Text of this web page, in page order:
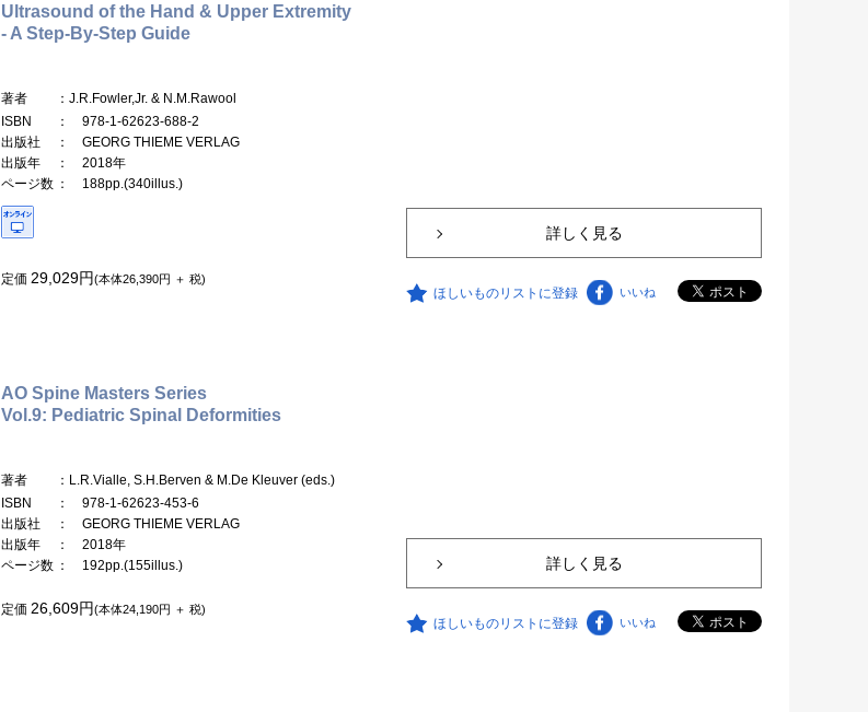
Ultrasound of the Hand & Upper Extremity
- A Step-By-Step Guide
著者
：J.R.Fowler,Jr. & N.M.Rawool
ISBN
： 978-1-62623-688-2
出版社
： GEORG THIEME VERLAG
出版年
： 2018年
ページ数 ： 188pp.(340illus.)
定価 29,029円(本体26,390円 ＋ 税)
詳しく見る
ほしいものリストに登録 いいね
AO Spine Masters Series
Vol.9: Pediatric Spinal Deformities
著者
：L.R.Vialle, S.H.Berven & M.De Kleuver (eds.)
ISBN
： 978-1-62623-453-6
出版社
： GEORG THIEME VERLAG
出版年
： 2018年
ページ数 ： 192pp.(155illus.)
定価 26,609円(本体24,190円 ＋ 税)
詳しく見る
ほしいものリストに登録 いいね